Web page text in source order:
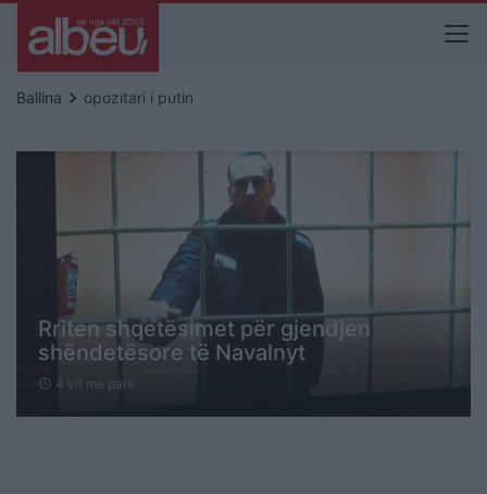
Ballina keyboard_arrow_right opozitari i putin
Rriten shqetësimet për gjendjen
shëndetësore të Navalnyt
schedule 4 vit me parë